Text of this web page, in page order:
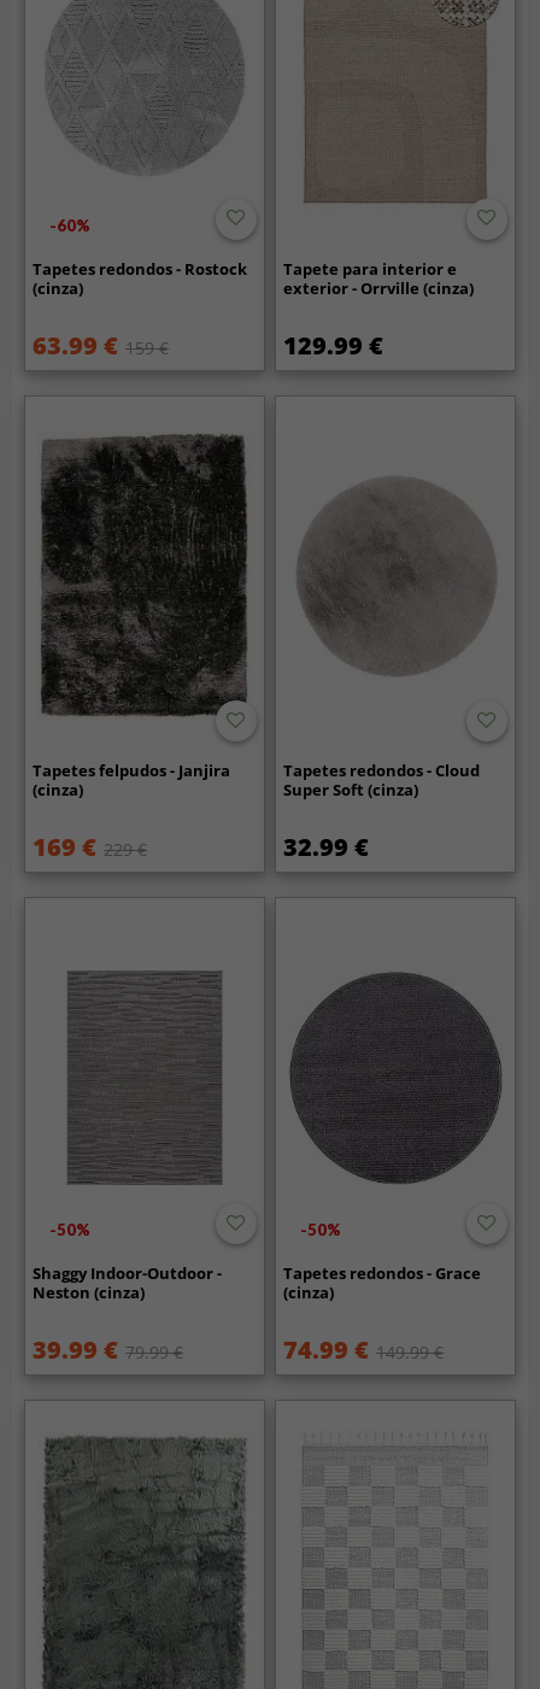
-60%
Tapetes redondos - Rostock
(cinza)
63.99 € 159 €
Tapete para interior e
exterior - Orrville (cinza)
129.99 €
Tapetes felpudos - Janjira
(cinza)
169 € 229 €
Tapetes redondos - Cloud
Super Soft (cinza)
32.99 €
-50%
Shaggy Indoor-Outdoor -
Neston (cinza)
39.99 € 79.99 €
-50%
Tapetes redondos - Grace
(cinza)
74.99 € 149.99 €